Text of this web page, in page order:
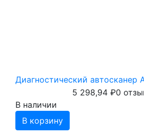
Диагностический автосканер
5 298,94 ₽0
В наличии
В корзину